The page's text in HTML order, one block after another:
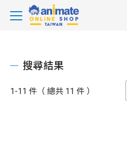
搜尋結果
1-11 件（ 總共 11 件 ）